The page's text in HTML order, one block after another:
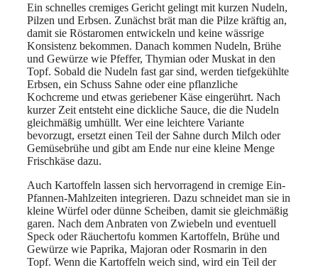
Ein schnelles cremiges Gericht gelingt mit kurzen Nudeln,
Pilzen und Erbsen. Zunächst brät man die Pilze kräftig an,
damit sie Röstaromen entwickeln und keine wässrige
Konsistenz bekommen. Danach kommen Nudeln, Brühe
und Gewürze wie Pfeffer, Thymian oder Muskat in den
Topf. Sobald die Nudeln fast gar sind, werden tiefgekühlte
Erbsen, ein Schuss Sahne oder eine pflanzliche
Kochcreme und etwas geriebener Käse eingerührt. Nach
kurzer Zeit entsteht eine dickliche Sauce, die die Nudeln
gleichmäßig umhüllt. Wer eine leichtere Variante
bevorzugt, ersetzt einen Teil der Sahne durch Milch oder
Gemüsebrühe und gibt am Ende nur eine kleine Menge
Frischkäse dazu.
Auch Kartoffeln lassen sich hervorragend in cremige Ein-
Pfannen-Mahlzeiten integrieren. Dazu schneidet man sie in
kleine Würfel oder dünne Scheiben, damit sie gleichmäßig
garen. Nach dem Anbraten von Zwiebeln und eventuell
Speck oder Räuchertofu kommen Kartoffeln, Brühe und
Gewürze wie Paprika, Majoran oder Rosmarin in den
Topf. Wenn die Kartoffeln weich sind, wird ein Teil der